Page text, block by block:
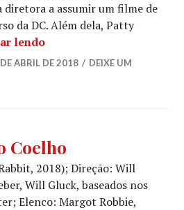
a assumir um filme de
da DC. Além dela, Patty
lendoCom Margot Robbie,
ABRIL DE 2018
DEIXE UM
Coelho
2018); Direção: Will
Will Gluck, baseados nos
Elenco: Margot Robbie,